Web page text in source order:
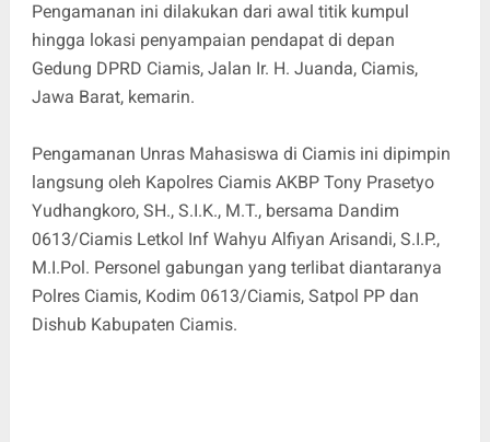
Pengamanan ini dilakukan dari awal titik kumpul
hingga lokasi penyampaian pendapat di depan
Gedung DPRD Ciamis, Jalan Ir. H. Juanda, Ciamis,
Jawa Barat, kemarin.
Pengamanan Unras Mahasiswa di Ciamis ini dipimpin
langsung oleh Kapolres Ciamis AKBP Tony Prasetyo
Yudhangkoro, SH., S.I.K., M.T., bersama Dandim
0613/Ciamis Letkol Inf Wahyu Alfiyan Arisandi, S.I.P.,
M.I.Pol. Personel gabungan yang terlibat diantaranya
Polres Ciamis, Kodim 0613/Ciamis, Satpol PP dan
Dishub Kabupaten Ciamis.